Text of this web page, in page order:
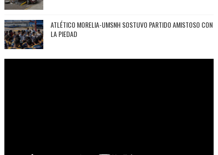
ATLÉTICO MORELIA-UMSNH SOSTUVO PARTIDO AMISTOSO CON
LA PIEDAD